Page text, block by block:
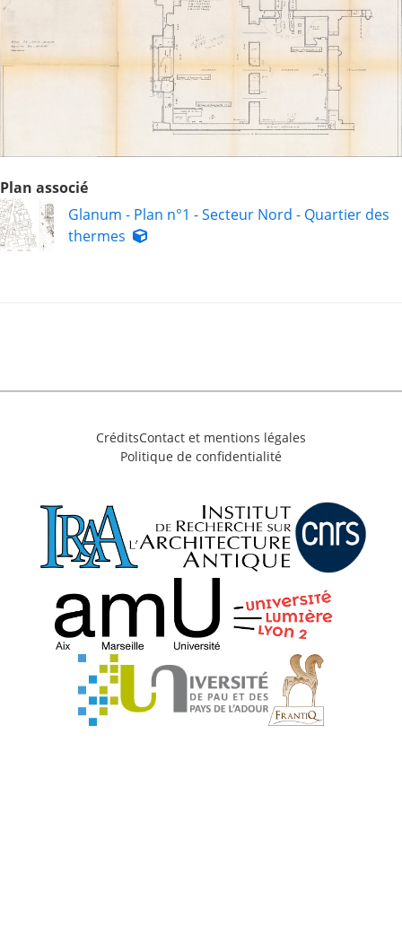
Plan associé
Glanum - Plan n°1 - Secteur Nord - Quartier des
thermes
CréditsContact et mentions légales
Politique de confidentialité